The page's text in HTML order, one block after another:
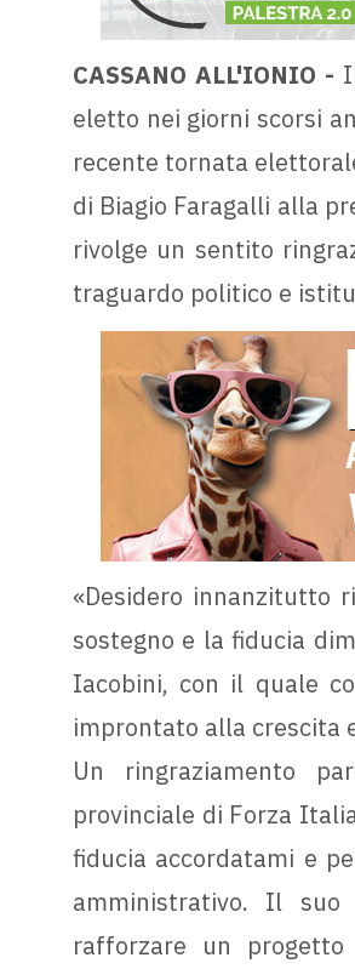
CASSANO ALL'IONIO -
eletto nei giorni scorsi
recente tornata
di Biagio Faragalli alla
rivolge un sentito
traguardo politico e
«Desidero innanzitutto
sostegno e la fiducia
Iacobini, con il quale
improntato alla crescita
Un ringraziamento
provinciale di Forza
fiducia accordatami e
amministrativo. Il
rafforzare un